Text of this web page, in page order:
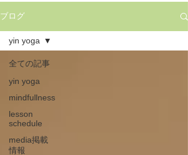
ブログ
全ての記事
yin yoga
mindfullness
lesson
schedule
media掲載
情報
yin yoga